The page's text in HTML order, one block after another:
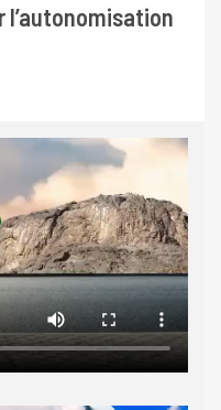
l’autonomisation